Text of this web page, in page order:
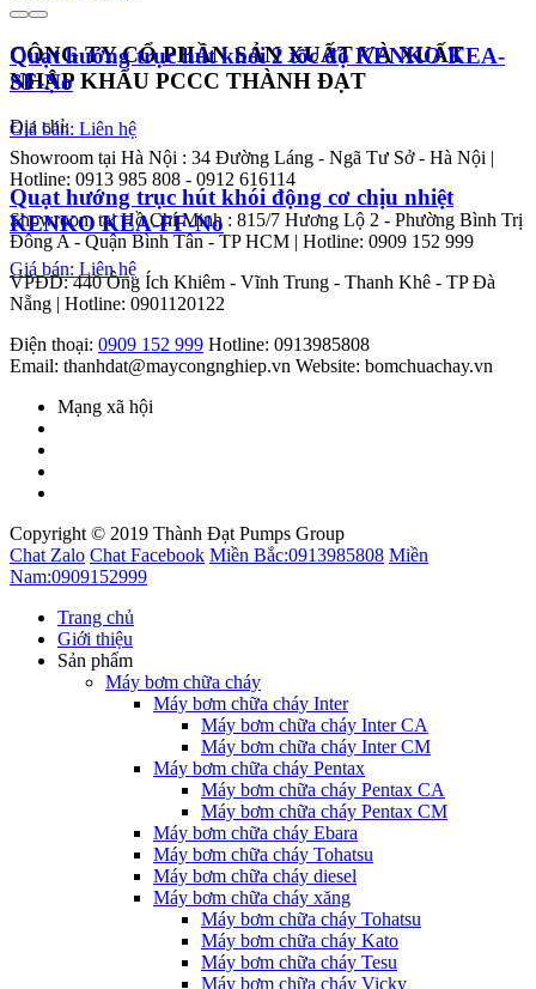
Quạt hướng trục hút khói 2 tốc độ KENKO KEA-
SF-No
Giá bán: Liên hệ
Quạt hướng trục hút khói động cơ chịu nhiệt
KENKO KEA-FF-No
Giá bán: Liên hệ
CÔNG TY CỔ PHẦN SẢN XUẤT VÀ XUẤT
NHẬP KHẨU PCCC THÀNH ĐẠT
Địa chỉ:
Showroom tại Hà Nội : 34 Đường Láng - Ngã Tư Sở - Hà Nội |
Hotline: 0913 985 808 - 0912 616114
Showroom tại Hồ Chí Minh : 815/7 Hương Lộ 2 - Phường Bình Trị
Đông A - Quận Bình Tân - TP HCM | Hotline: 0909 152 999
VPĐD: 440 Ông Ích Khiêm - Vĩnh Trung - Thanh Khê - TP Đà
Nẵng | Hotline: 0901120122
Điện thoại: 0909 152 999 Hotline: 0913985808
Email: thanhdat@maycongnghiep.vn Website: bomchuachay.vn
Mạng xã hội
Copyright © 2019 Thành Đạt Pumps Group
Chat Zalo Chat Facebook Miền Bắc:0913985808 Miền
Nam:0909152999
Trang chủ
Giới thiệu
Sản phẩm
Máy bơm chữa cháy
Máy bơm chữa cháy Inter
Máy bơm chữa cháy Inter CA
Máy bơm chữa cháy Inter CM
Máy bơm chữa cháy Pentax
Máy bơm chữa cháy Pentax CA
Máy bơm chữa cháy Pentax CM
Máy bơm chữa cháy Ebara
Máy bơm chữa cháy Tohatsu
Máy bơm chữa cháy diesel
Máy bơm chữa cháy xăng
Máy bơm chữa cháy Tohatsu
Máy bơm chữa cháy Kato
Máy bơm chữa cháy Tesu
Máy bơm chữa cháy Vicky